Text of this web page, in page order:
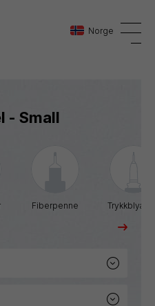
Norge
- Small
Fiberpenne